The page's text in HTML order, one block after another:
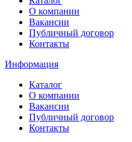
О компании
Вакансии
Публичный договор
Контакты
Информация
Каталог
О компании
Вакансии
Публичный договор
Контакты